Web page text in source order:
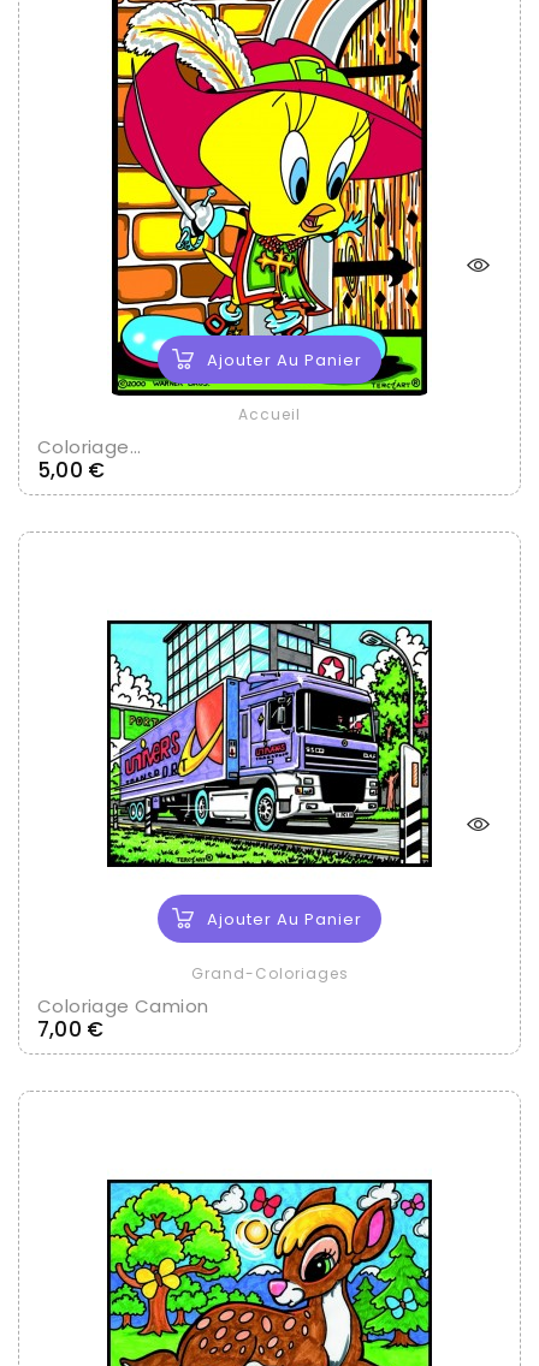
Ajouter Au Panier
Accueil
Coloriage...
5,00 €Prix
Ajouter Au Panier
Grand-Coloriages
Coloriage Camion
7,00 €Prix